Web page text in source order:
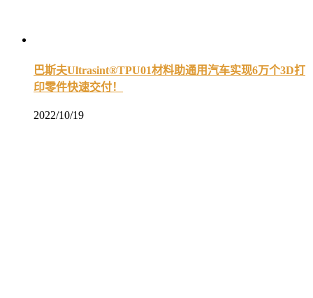
巴斯夫Ultrasint®TPU01材料助通用汽车实现6万个3D打
印零件快速交付！
2022/10/19